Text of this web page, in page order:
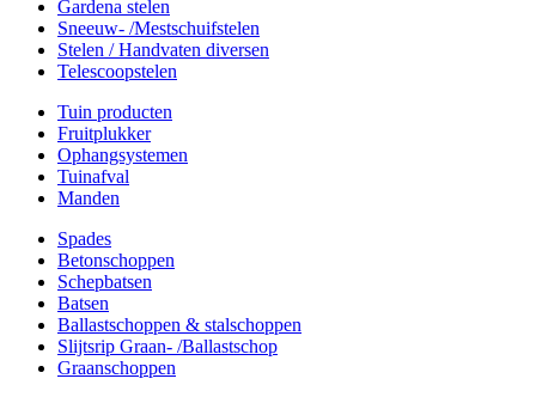
Gardena stelen
Sneeuw- /Mestschuifstelen
Stelen / Handvaten diversen
Telescoopstelen
Tuin producten
Fruitplukker
Ophangsystemen
Tuinafval
Manden
Spades
Betonschoppen
Schepbatsen
Batsen
Ballastschoppen & stalschoppen
Slijtsrip Graan- /Ballastschop
Graanschoppen